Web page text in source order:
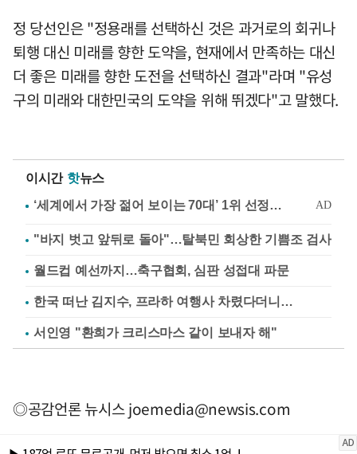
정 당선인은 "정용래를 선택하신 것은 과거로의 회귀나
퇴행 대신 미래를 향한 도약을, 현재에서 만족하는 대신
더 좋은 미래를 향한 도전을 선택하신 결과"라며 "유성
구의 미래와 대한민국의 도약을 위해 뛰겠다"고 말했다.
이시간 핫뉴스
"바지 벗고 앞뒤로 돌아"…탈북민 회상한 기쁨조 검사
월드컵 예선까지…축구협회, 심판 성접대 파문
한국 떠난 김지수, 프라하 여행사 차렸다더니…
서인영 "환희가 크리스마스 같이 보내자 해"
◎공감언론 뉴시스joemedia@newsis.com